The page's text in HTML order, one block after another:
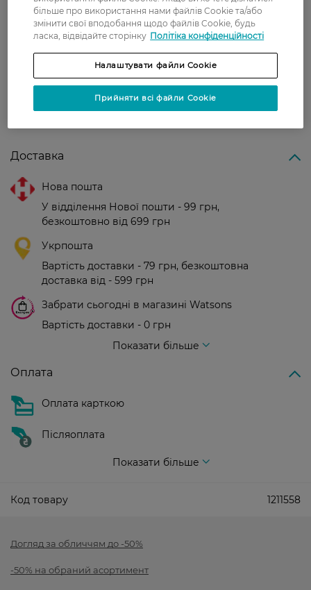
Оксана
Мені дуже сподобались, знімають
втому, зручні.
Доставка
Нова пошта
У відділення Нової пошти - 99 грн,
безкоштовно від 699 грн
Укрпошта
Вартість доставки - 79 грн, безкоштовна
доставка від - 599 грн
Забрати сьогодні в магазині Watsons
Вартість доставки - 0 грн
Показати більше
Оплата
Оплата карткою
Післяоплата
Показати більше
Код товару 1211558
Догляд за обличчям до -50%
-50% на обраний асортимент
більше про використання нами файлів Cookie та/або
змінити свої вподобання щодо файлів Cookie, будь
ласка, відвідайте сторінку Політіка конфіденційності
Налаштувати файли Cookie
Прийняти всі файли Cookie